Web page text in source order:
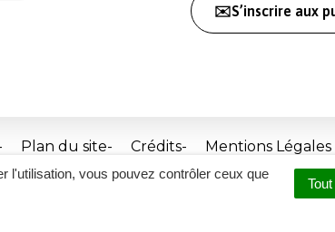
l'utilisation, vous pouvez contrôler ceux que
✉️S’inscrire aux
Plan du site Crédits Mentions Légales